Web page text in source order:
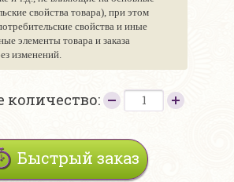
свойства товара), при этом
свойства и иные
элементы товара и заказа
изменений.
количество:
Быстрый заказ